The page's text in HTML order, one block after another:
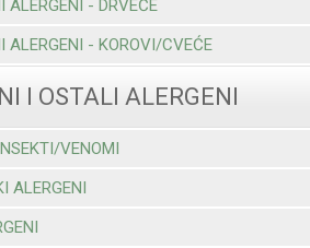
ALERGENI - DRVEĆE
ALERGENI - KOROVI/CVEĆE
I OSTALI ALERGENI
VENOMI
ALERGENI